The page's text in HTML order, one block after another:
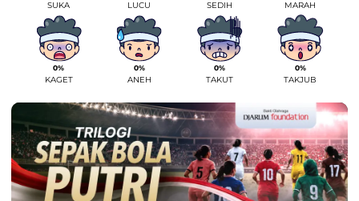
SUKA LUCU SEDIH MARAH
0%
KAGET
0%
ANEH
0%
TAKUT
0%
TAKJUB